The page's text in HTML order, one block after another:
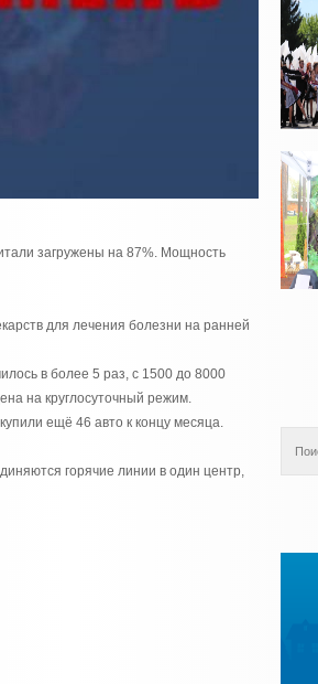
загружены на 87%. Мощность
для лечения болезни на ранней
в более 5 раз, с 1500 до 8000
на круглосуточный режим.
ещё 46 авто к концу месяца.
горячие линии в один центр,